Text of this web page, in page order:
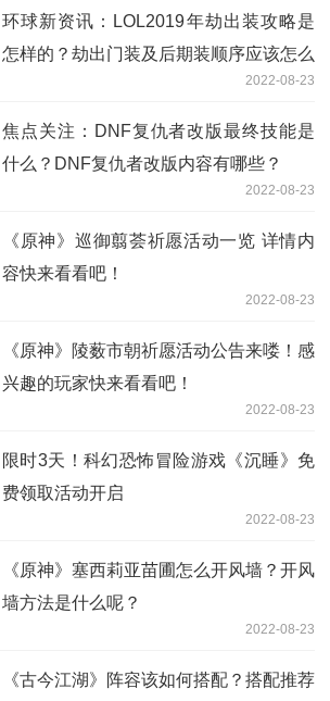
环球新资讯：LOL2019年劫出装攻略是
怎样的？劫出门装及后期装顺序应该怎么
2022-08-23
焦点关注：DNF复仇者改版最终技能是
什么？DNF复仇者改版内容有哪些？
2022-08-23
《原神》巡御翦荟祈愿活动一览 详情内
容快来看看吧！
2022-08-23
《原神》陵薮市朝祈愿活动公告来喽！感
兴趣的玩家快来看看吧！
2022-08-23
限时3天！科幻恐怖冒险游戏《沉睡》免
费领取活动开启
2022-08-23
《原神》塞西莉亚苗圃怎么开风墙？开风
墙方法是什么呢？
2022-08-23
《古今江湖》阵容该如何搭配？搭配推荐